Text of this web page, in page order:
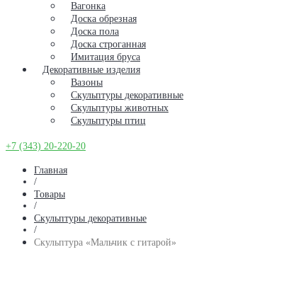
Вагонка
Доска обрезная
Доска пола
Доска строганная
Имитация бруса
Декоративные изделия
Вазоны
Скульптуры декоративные
Скульптуры животных
Скульптуры птиц
+7 (343) 20-220-20
Главная
/
Товары
/
Скульптуры декоративные
/
Скульптура «Мальчик с гитарой»